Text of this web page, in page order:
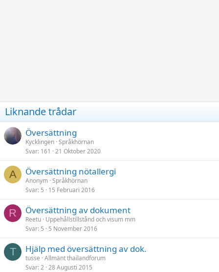
Liknande trådar
Översättning
Kycklingen Språkhörnan
Svar 161 21 Oktober 2020
A Översättning nötallergi
Anonym Språkhörnan
Svar 5 15 Februari 2016
R Översättning av dokument
Reetu Uppehållstillstånd och visum mm
Svar 5 5 November 2016
T Hjälp med översättning av dok.
tusse Allmänt thailandforum
Svar 2 28 Augusti 2015